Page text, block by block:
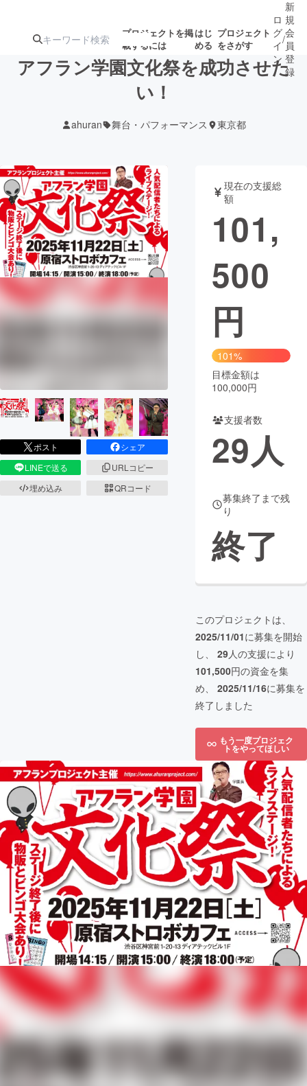
プロジェクトを掲
載するには
はじ
める
プロジェクト
をさがす
ターン
注目の新着プロ
ジェクト
募集終了が近いプ
ロジェクト
されます
アート・写真 音楽
テクノロジー・ガジェット ゲーム・サ
映像・映画
ビジネス・起業
CAMPFIRE Creation
CAMPFIREふるさと納税machi-ya コミュニティ
ロ
グ
イ
ン
/
新
規
会
員
登
録
アフラン学園文化祭を成功させた
い！
ahuran 舞台・パフォーマンス 東京都
ポスト
シェア
LINEで送る
URLコピー
埋め込み
QRコード
現在の支援総
額
101,
500
円
101%
目標金額は
100,000円
支援者数
29人
募集終了まで残
り
終了
このプロジェクトは、
2025/11/01に募集を開始
し、 29人の支援により
101,500円の資金を集
め、 2025/11/16に募集を
終了しました
もう一度プロジェク
トをやってほしい